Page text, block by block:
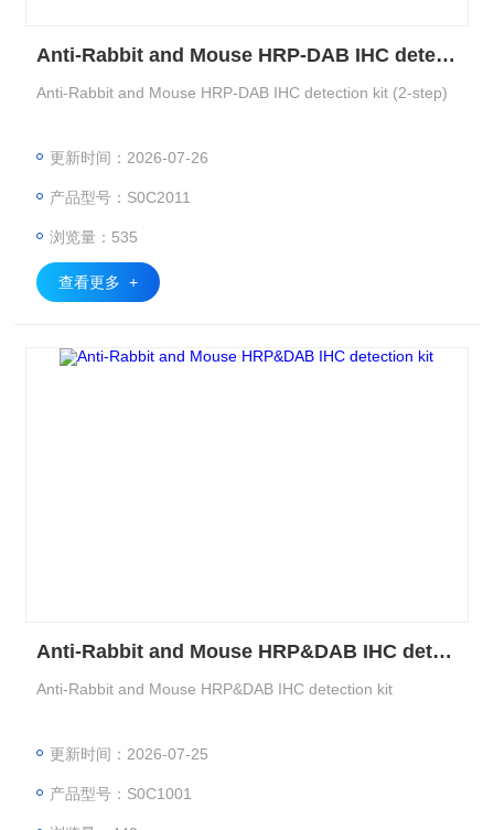
Anti-Rabbit and Mouse HRP-DAB IHC detection kit (2-step)
Anti-Rabbit and Mouse HRP-DAB IHC detection kit (2-step)
更新时间：2026-07-26
产品型号：S0C2011
浏览量：535
查看更多 +
Anti-Rabbit and Mouse HRP&DAB IHC detection kit
Anti-Rabbit and Mouse HRP&DAB IHC detection kit
更新时间：2026-07-25
产品型号：S0C1001